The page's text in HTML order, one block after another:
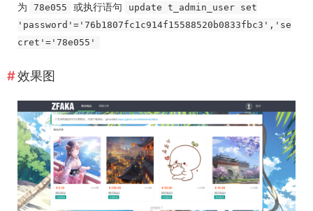
为 78e055 或执行语句
update t_admin_user set
'password'='76b1807fc1c914f15588520b0833fbc3','se
cret'='78e055'
效果图